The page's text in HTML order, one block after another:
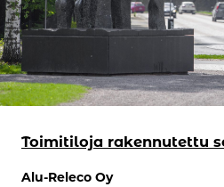
Toimitiloja rakennutettu
Alu-Releco Oy